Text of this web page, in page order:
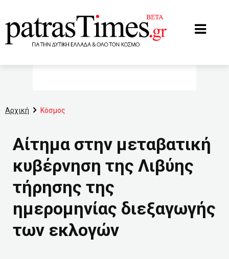
Αρχική Κόσμος
Αίτημα στην μεταβατική
κυβέρνηση της Λιβύης
τήρησης της
ημερομηνίας διεξαγωγής
των εκλογών